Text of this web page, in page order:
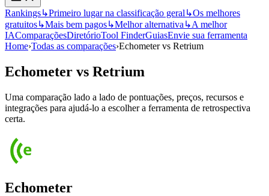
Rankings↳Primeiro lugar na classificação geral ↳Os melhores
gratuitos↳Mais bem pagos↳Melhor alternativa ↳A melhor
IAComparaçõesDiretórioTool FinderGuiasEnvie sua ferramenta
Home›Todas as comparações›Echometer vs Retrium
Echometer vs Retrium
Uma comparação lado a lado de pontuações, preços, recursos e
integrações para ajudá-lo a escolher a ferramenta de retrospectiva
certa.
Echometer